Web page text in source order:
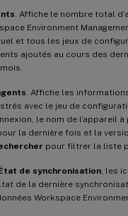
. Affiche le nombre total
Environment
et tous les jeux de
ajoutés au cours des
. Affiche les
avec le jeu de
le nom de l’appareil
la dernière fois et la
pour filtrer la liste
de synchronisation , les
de la dernière
Workspace